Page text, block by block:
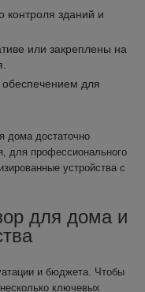
контроля зданий и
или закреплены на
для
дома достаточно
для профессионального
устройства с
для дома и
и бюджета. Чтобы
ключевых